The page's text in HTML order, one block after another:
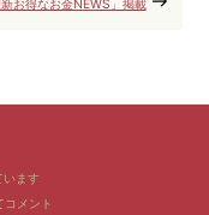
お得なお金NEWS」掲載
います
コメント